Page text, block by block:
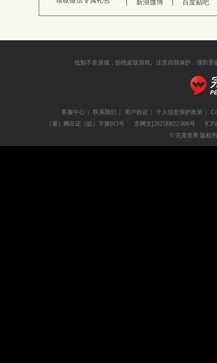
新浪微博 百度贴吧
抵制不良游戏，拒绝盗版游戏。注意自我保护，谨防受
客服中心 联系我们 用户协议 个人信息保护政策
（署）网出证（皖）字第013号
京网文 [2025]0022-006号
ICP
© 完美世界 版权所